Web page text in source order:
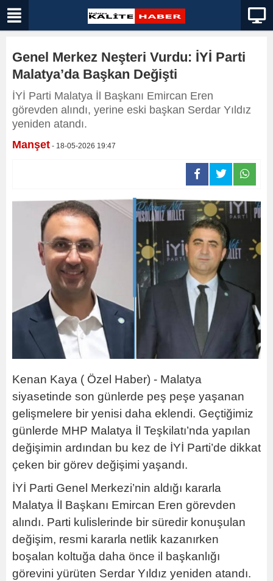
Genel Merkez Neşteri Vurdu: İYİ Parti
Malatya’da Başkan Değişti
İYİ Parti Malatya İl Başkanı Emircan Eren
görevden alındı, yerine eski başkan Serdar Yıldız
yeniden atandı.
Manşet - 18-05-2026 19:47
Kenan Kaya ( Özel Haber) - Malatya
siyasetinde son günlerde peş peşe yaşanan
gelişmelere bir yenisi daha eklendi. Geçtiğimiz
günlerde MHP Malatya İl Teşkilatı’nda yapılan
değişimin ardından bu kez de İYİ Parti’de dikkat
çeken bir görev değişimi yaşandı.
İYİ Parti Genel Merkezi’nin aldığı kararla
Malatya İl Başkanı Emircan Eren görevden
alındı. Parti kulislerinde bir süredir konuşulan
değişim, resmi kararla netlik kazanırken
boşalan koltuğa daha önce il başkanlığı
görevini yürüten Serdar Yıldız yeniden atandı.